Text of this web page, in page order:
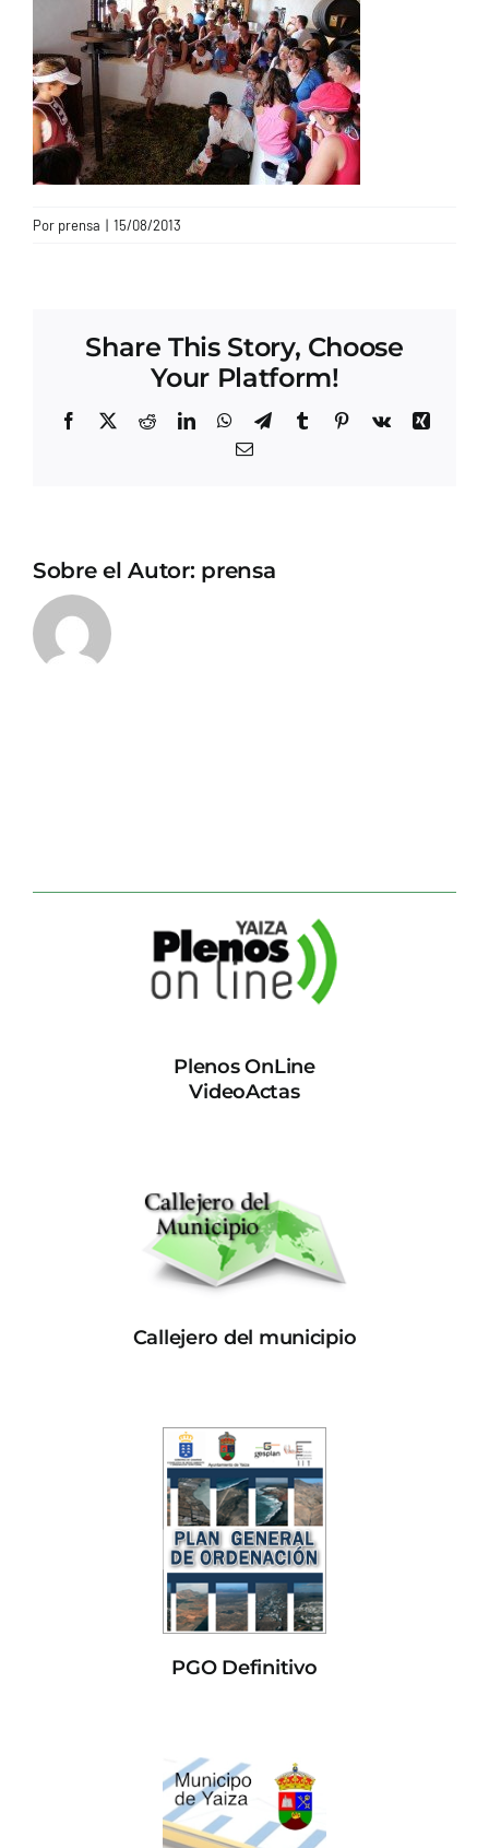
CONTACTO
Por prensa | 15/08/2013
Share This Story, Choose
Your Platform!
Facebook
X RedditLinkedInWhatsApp
TelegramTumblrPinterest
Vk
Xing
Correo
Sobre el Autor: prensa
Plenos OnLine
VideoActas
Callejero del municipio
PGO Definitivo